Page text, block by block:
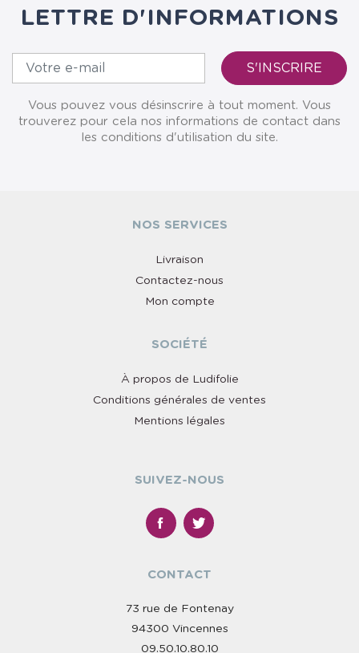
LETTRE D'INFORMATIONS
Vous pouvez vous désinscrire à tout moment. Vous
trouverez pour cela nos informations de contact dans
les conditions d'utilisation du site.
NOS SERVICES
Livraison
Contactez-nous
Mon compte
SOCIÉTÉ
À propos de Ludifolie
Conditions générales de ventes
Mentions légales
SUIVEZ-NOUS
CONTACT
73 rue de Fontenay
94300 Vincennes
09.50.10.80.10